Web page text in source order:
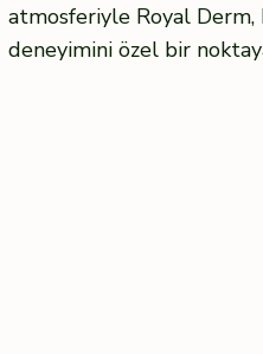
atmosferiyle Royal Derm,
deneyimini özel bir